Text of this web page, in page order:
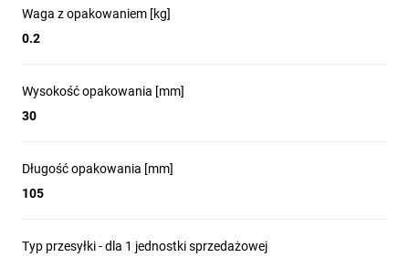
Waga z opakowaniem [kg]
0.2
Wysokość opakowania [mm]
30
Długość opakowania [mm]
105
Typ przesyłki - dla 1 jednostki sprzedażowej